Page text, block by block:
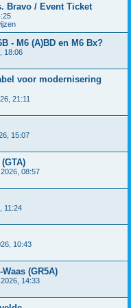
Bravo / Event Ticket
- M6 (A)BD en M6 Bx?
18:06
voor modernisering
21:11
15:07
08:57
11:24
10:43
(GR5A)
14:33